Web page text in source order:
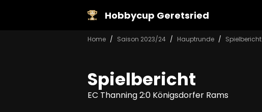
Hobbycup Geretsried
Home Saison 2023/24 Hauptrunde Spielbericht
Spielbericht
EC Thanning 2:0 Königsdorfer Rams